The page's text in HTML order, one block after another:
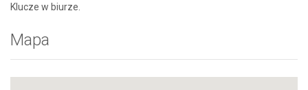
Klucze w biurze.
Mapa